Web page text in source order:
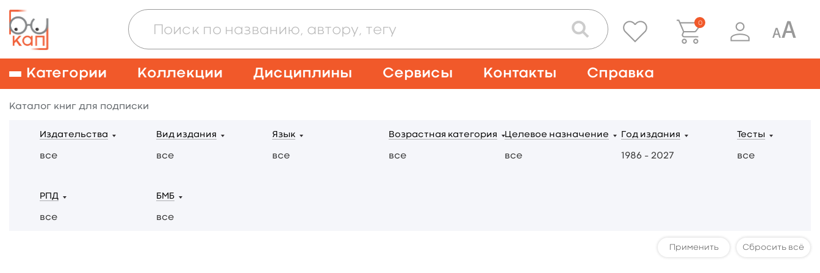
0
Категории Коллекции Дисциплины Сервисы Контакты Справка
Каталог книг для подписки
Издательства
все
Вид издания
все
Язык
все
Возрастная категория
все
Целевое назначение
все
Год издания
1986 – 2027
Тесты
все
РПД
все
БМБ
все
Сбросить всё